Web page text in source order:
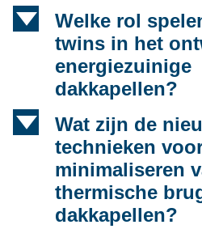
d
Welke rol
twins in het
energiezuinige
dakkapellen?
d
Wat zijn de
technieken
minimaliseren
thermische
dakkapellen?